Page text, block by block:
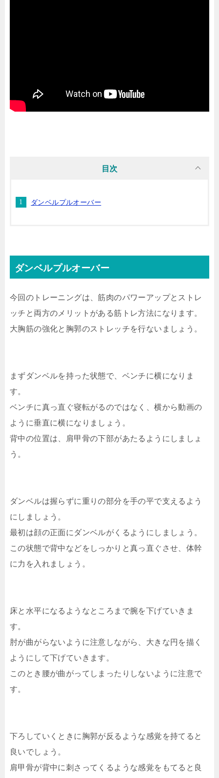
目次
ダンベルプルオーバー
ダンベルプルオーバー
今回のトレーニングは、筋肉のパワーアップとストレ
ッチと両方のメリットがある筋トレ方法になります。
大胸筋の強化と胸郭のストレッチを行ないましょう。
まずダンベルを持った状態で、ベンチに横になりま
す。
ベンチに真っ直ぐ寝転がるのではなく、横から動画の
ように垂直に横になりましょう。
背中の位置は、肩甲骨の下部があたるようにしましょ
う。
ダンベルは握らずに重りの部分を手の平で支えるよう
にしましょう。
最初は顔の正面にダンベルがくるようにしましょう。
この状態で背中などをしっかりと真っ直ぐさせ、体幹
に力を入れましょう。
床と水平になるようなところまで腕を下げていきま
す。
肘が曲がらないように注意しながら、大きな円を描く
ようにして下げていきます。
このとき腰が曲がってしまったりしないように注意で
す。
下ろしていくときに胸郭が反るような感覚を持てると
良いでしょう。
肩甲骨が背中に刺さってくるような感覚をもてると良